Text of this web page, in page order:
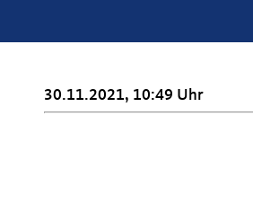
30.11.2021, 10:49 Uhr